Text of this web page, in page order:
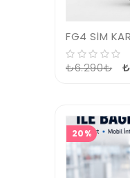
FG4 SİM
₺6.290₺
20%